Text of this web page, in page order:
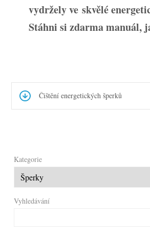
vydržely ve skvělé
Stáhni si zdarma manuál,
Čištění energetických šperků
Kategorie
Vyhledávání